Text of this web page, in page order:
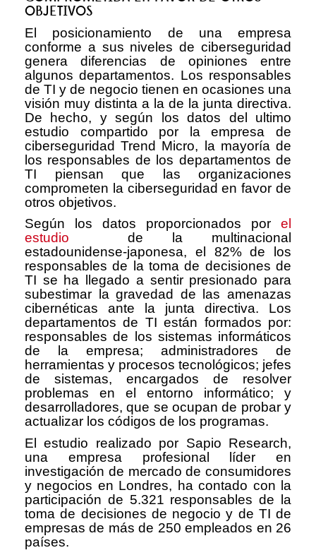
OBJETIVOS
El posicionamiento de una empresa
conforme a sus niveles de ciberseguridad
genera diferencias de opiniones entre
algunos departamentos. Los responsables
de TI y de negocio tienen en ocasiones una
visión muy distinta a la de la junta directiva.
De hecho, y según los datos del ultimo
estudio compartido por la empresa de
ciberseguridad Trend Micro, la mayoría de
los responsables de los departamentos de
TI piensan que las organizaciones
comprometen la ciberseguridad en favor de
otros objetivos.
Según los datos proporcionados por el
estudio
de la multinacional
estadounidense-japonesa, el 82% de los
responsables de la toma de decisiones de
TI se ha llegado a sentir presionado para
subestimar la gravedad de las amenazas
cibernéticas ante la junta directiva. Los
departamentos de TI están formados por:
responsables de los sistemas informáticos
de la empresa; administradores de
herramientas y procesos tecnológicos; jefes
de sistemas, encargados de resolver
problemas en el entorno informático; y
desarrolladores, que se ocupan de probar y
actualizar los códigos de los programas.
El estudio realizado por Sapio Research,
una empresa profesional líder en
investigación de mercado de consumidores
y negocios en Londres, ha contado con la
participación de 5.321 responsables de la
toma de decisiones de negocio y de TI de
empresas de más de 250 empleados en 26
países.